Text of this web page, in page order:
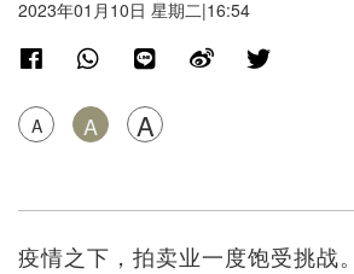
2023年01月10日 星期二|16:54
A A A
疫情之下，拍卖业一度饱受挑战